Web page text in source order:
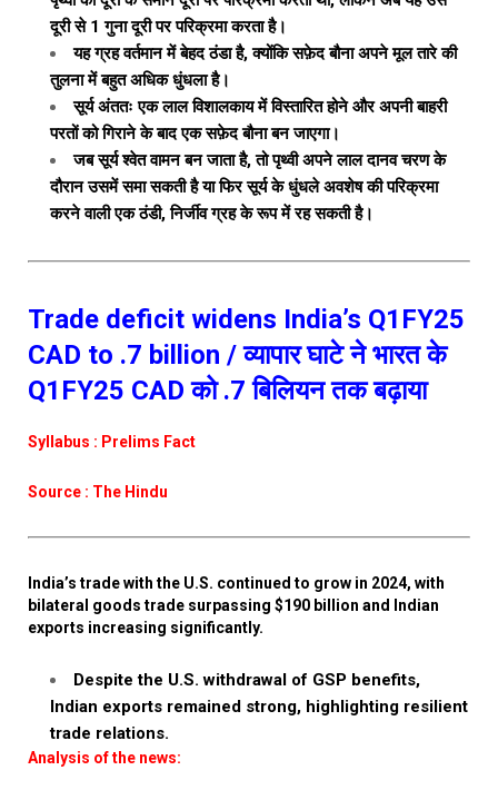
दूरी से 1 गुना दूरी पर परिक्रमा करता है।
यह ग्रह वर्तमान में बेहद ठंडा है, क्योंकि सफ़ेद बौना अपने मूल तारे की
तुलना में बहुत अधिक धुंधला है।
सूर्य अंततः एक लाल विशालकाय में विस्तारित होने और अपनी बाहरी
परतों को गिराने के बाद एक सफ़ेद बौना बन जाएगा।
जब सूर्य श्वेत वामन बन जाता है, तो पृथ्वी अपने लाल दानव चरण के
दौरान उसमें समा सकती है या फिर सूर्य के धुंधले अवशेष की परिक्रमा
करने वाली एक ठंडी, निर्जीव ग्रह के रूप में रह सकती है।
Trade deficit widens India’s Q1FY25
CAD to .7 billion / व्यापार घाटे ने भारत के
Q1FY25 CAD को .7 बिलियन तक बढ़ाया
Syllabus : Prelims Fact
Source : The Hindu
India’s trade with the U.S. continued to grow in 2024, with
bilateral goods trade surpassing $190 billion and Indian
exports increasing significantly.
Despite the U.S. withdrawal of GSP benefits,
Indian exports remained strong, highlighting resilient
trade relations.
Analysis of the news: